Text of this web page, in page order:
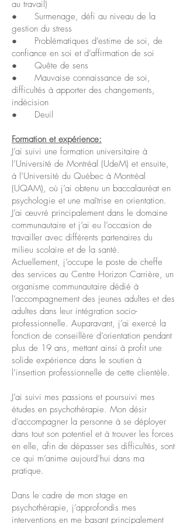
au travail)
● Surmenage, défi au niveau de la
gestion du stress
● Problématiques d’estime de soi, de
confiance en soi et d’affirmation de soi
● Quête de sens
● Mauvaise connaissance de soi,
difficultés à apporter des changements,
indécision
● Deuil
Formation et expérience:
J’ai suivi une formation universitaire à
l’Université de Montréal (UdeM) et ensuite,
à l’Université du Québec à Montréal
(UQAM), où j’ai obtenu un baccalauréat en
psychologie et une maîtrise en orientation.
J’ai œuvré principalement dans le domaine
communautaire et j’ai eu l’occasion de
travailler avec différents partenaires du
milieu scolaire et de la santé.
Actuellement, j’occupe le poste de cheffe
des services au Centre Horizon Carrière, un
organisme communautaire dédié à
l’accompagnement des jeunes adultes et des
adultes dans leur intégration socio-
professionnelle. Auparavant, j’ai exercé la
fonction de conseillère d’orientation pendant
plus de 19 ans, mettant ainsi à profit une
solide expérience dans le soutien à
l’insertion professionnelle de cette clientèle.
J’ai suivi mes passions et poursuivi mes
études en psychothérapie. Mon désir
d’accompagner la personne à se déployer
dans tout son potentiel et à trouver les forces
en elle, afin de dépasser ses difficultés, sont
ce qui m’anime aujourd’hui dans ma
pratique.
Dans le cadre de mon stage en
psychothérapie, j’approfondis mes
interventions en me basant principalement